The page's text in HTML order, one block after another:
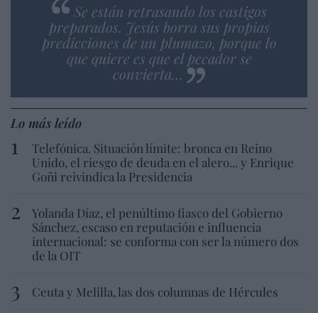
Se están retrasando los castigos
preparados. Jesús borra sus propias
predicciones de un plumazo, porque lo
que quiere es que el pecador se
convierta…
Lo más leído
Telefónica. Situación límite: bronca en Reino
Unido, el riesgo de deuda en el alero... y Enrique
Goñi reivindica la Presidencia
Yolanda Díaz, el penúltimo fiasco del Gobierno
Sánchez, escaso en reputación e influencia
internacional: se conforma con ser la número dos
de la OIT
Ceuta y Melilla, las dos columnas de Hércules